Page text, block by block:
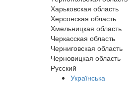
Харьковская область
Херсонская область
Хмельницкая область
Черкасская область
Черниговская область
Черновицкая область
Русский
Українська